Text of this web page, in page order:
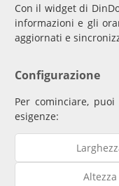
Con il widget di
informazioni e gli
aggiornati e
Configurazione
Per cominciare,
esigenze: